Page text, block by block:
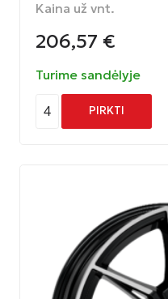
Kaina už vnt.
206,57 €
Turime sandėlyje
4 PIRKTI